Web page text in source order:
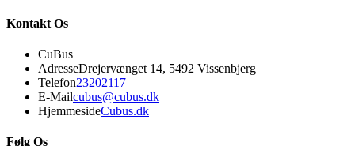
Kontakt Os
CuBus
AdresseDrejervænget 14, 5492 Vissenbjerg
Telefon23202117Opens
in
your
E-Mailcubus@cubus.dkOpens
HjemmesideCubus.dk
Følg Os